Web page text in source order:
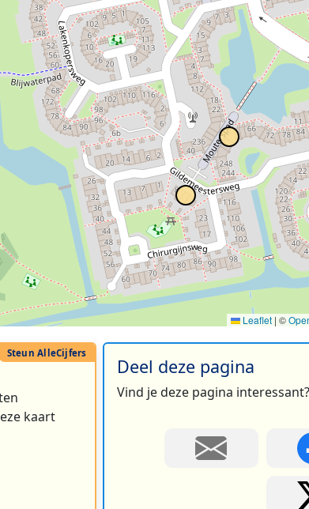
Leaflet | ©
kaart
Deel deze pagina
Vind je deze pagina